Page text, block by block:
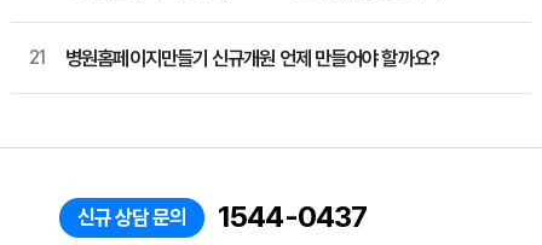
21 병원홈페이지만들기 신규개원 언제 만들어야 할까요?
신규 상담 문의 1544-0437